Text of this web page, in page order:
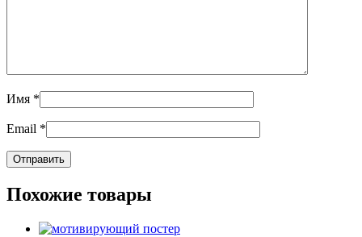
Имя *
Email *
Похожие товары